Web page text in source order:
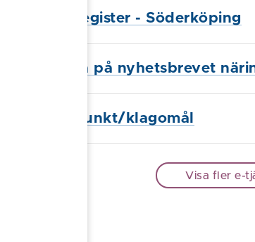
Näringslivsregister - Söderköping
Prenumerera på nyhetsbrevet
Lämna synpunkt/klagomål
Visa fler e-